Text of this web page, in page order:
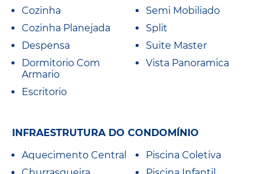
Cozinha
Cozinha Planejada
Despensa
Dormitorio Com
Armario
Escritorio
Semi Mobiliado
Split
Suite Master
Vista Panoramica
INFRAESTRUTURA DO CONDOMÍNIO
Aquecimento Central
Piscina Coletiva